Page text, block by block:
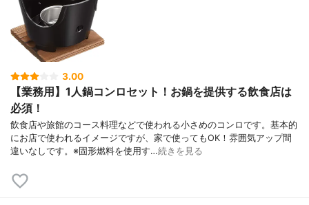
3.00
【業務用】1人鍋コンロセット！お鍋を提供する飲食店は
必須！
飲食店や旅館のコース料理などで使われる小さめのコンロです。基本的
にお店で使われるイメージですが、家で使ってもOK！雰囲気アップ間
違いなしです。※固形燃料を使用す…続きを見る